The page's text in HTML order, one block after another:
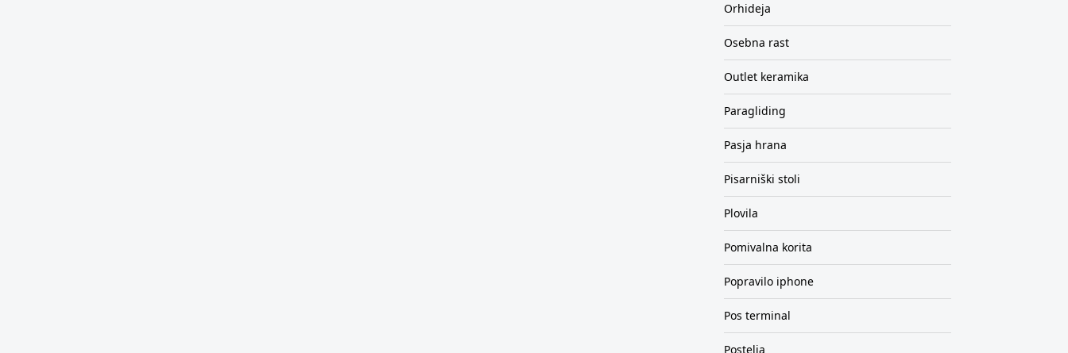
Orhideja
Osebna rast
Outlet keramika
Paragliding
Pasja hrana
Pisarniški stoli
Plovila
Pomivalna korita
Popravilo iphone
Pos terminal
Postelja